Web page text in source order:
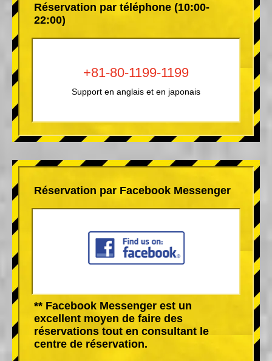
Réservation par téléphone (10:00-
22:00)
+81-80-1199-1199
Support en anglais et en japonais
Réservation par Facebook Messenger
** Facebook Messenger est un
excellent moyen de faire des
réservations tout en consultant le
centre de réservation.